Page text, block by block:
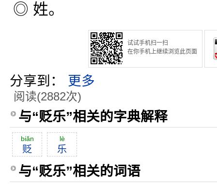
◎ 姓。
试试手机扫一扫
在你手机上继续浏览此页面
分享到： 更多
阅读(2882次)
与“贬乐”相关的字典解释
biăn
贬
lè
乐
与“贬乐”相关的词语